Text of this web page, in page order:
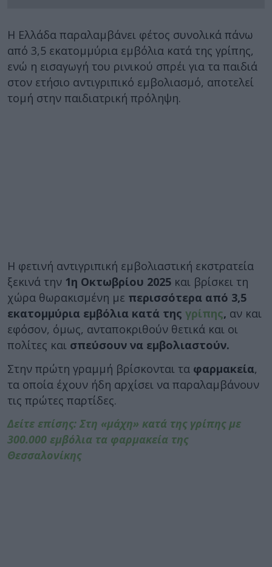
Η Ελλάδα παραλαμβάνει φέτος συνολικά πάνω
από 3,5 εκατομμύρια εμβόλια κατά της γρίπης,
ενώ η εισαγωγή του ρινικού σπρέι για τα παιδιά
στον ετήσιο αντιγριπικό εμβολιασμό, αποτελεί
τομή στην παιδιατρική πρόληψη.
Η φετινή αντιγριπική εμβολιαστική εκστρατεία
ξεκινά την 1η Οκτωβρίου 2025 και βρίσκει τη
χώρα θωρακισμένη με περισσότερα από 3,5
εκατομμύρια εμβόλια κατά της γρίπης, αν και
εφόσον, όμως, ανταποκριθούν θετικά και οι
πολίτες και σπεύσουν να εμβολιαστούν.
Στην πρώτη γραμμή βρίσκονται τα φαρμακεία,
τα οποία έχουν ήδη αρχίσει να παραλαμβάνουν
τις πρώτες παρτίδες.
Δείτε επίσης: Στη «μάχη» κατά της γρίπης με
300.000 εμβόλια τα φαρμακεία της
Θεσσαλονίκης